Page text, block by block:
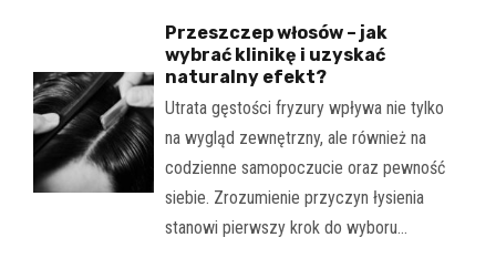
Przeszczep włosów – jak
wybrać klinikę i uzyskać
naturalny efekt?
Utrata gęstości fryzury wpływa nie tylko
na wygląd zewnętrzny, ale również na
codzienne samopoczucie oraz pewność
siebie. Zrozumienie przyczyn łysienia
stanowi pierwszy krok do wyboru…